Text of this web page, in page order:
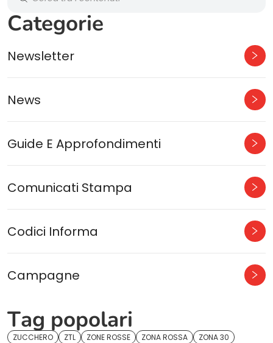
Categorie
Newsletter
News
Guide E Approfondimenti
Comunicati Stampa
Codici Informa
Campagne
Tag popolari
ZUCCHERO ZTL ZONE ROSSE ZONA ROSSA
ZONA 30